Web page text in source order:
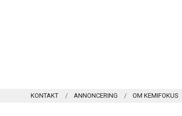
KONTAKT ANNONCERING OM KEMIFOKUS